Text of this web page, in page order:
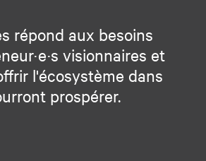
répond aux besoins
visionnaires et
l'écosystème dans
prospérer.